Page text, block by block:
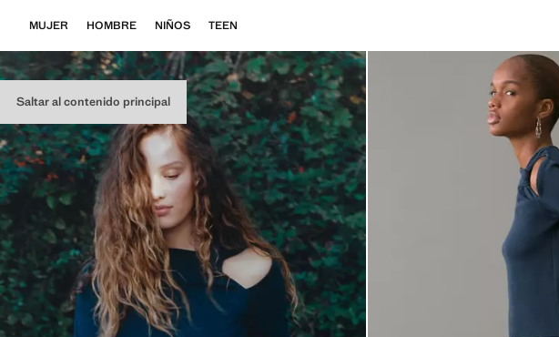
Saltar al contenido principal
MUJER HOMBRE NIÑOS TEEN